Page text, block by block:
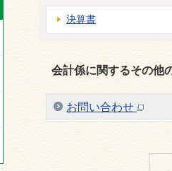
決算書
会計係に関するその他
お問い合わせ